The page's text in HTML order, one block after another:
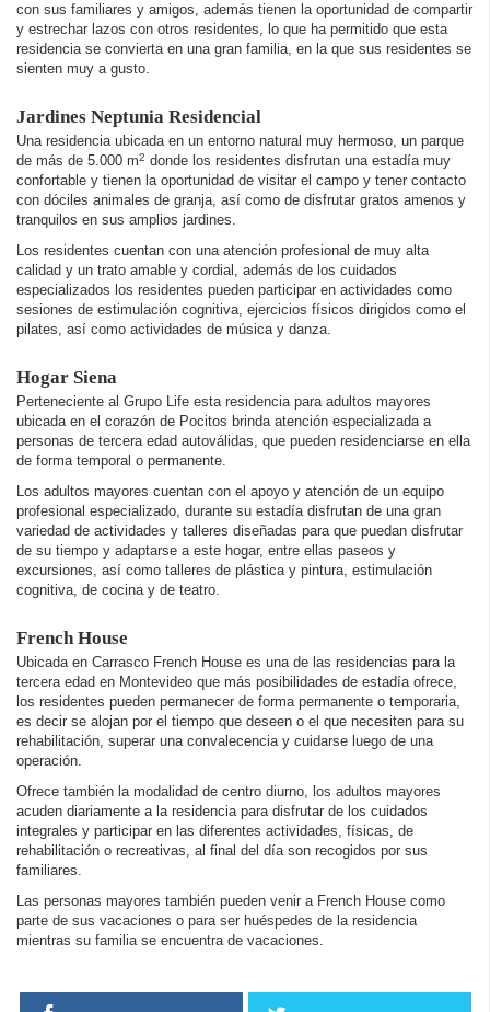
con sus familiares y amigos, además tienen la oportunidad de compartir
y estrechar lazos con otros residentes, lo que ha permitido que esta
residencia se convierta en una gran familia, en la que sus residentes se
sienten muy a gusto.
Jardines Neptunia Residencial
Una residencia ubicada en un entorno natural muy hermoso, un parque
de más de 5.000 m2 donde los residentes disfrutan una estadía muy
confortable y tienen la oportunidad de visitar el campo y tener contacto
con dóciles animales de granja, así como de disfrutar gratos amenos y
tranquilos en sus amplios jardines.
Los residentes cuentan con una atención profesional de muy alta
calidad y un trato amable y cordial, además de los cuidados
especializados los residentes pueden participar en actividades como
sesiones de estimulación cognitiva, ejercicios físicos dirigidos como el
pilates, así como actividades de música y danza.
Hogar Siena
Perteneciente al Grupo Life esta residencia para adultos mayores
ubicada en el corazón de Pocitos brinda atención especializada a
personas de tercera edad autoválidas, que pueden residenciarse en ella
de forma temporal o permanente.
Los adultos mayores cuentan con el apoyo y atención de un equipo
profesional especializado, durante su estadía disfrutan de una gran
variedad de actividades y talleres diseñadas para que puedan disfrutar
de su tiempo y adaptarse a este hogar, entre ellas paseos y
excursiones, así como talleres de plástica y pintura, estimulación
cognitiva, de cocina y de teatro.
French House
Ubicada en Carrasco French House es una de las residencias para la
tercera edad en Montevideo que más posibilidades de estadía ofrece,
los residentes pueden permanecer de forma permanente o temporaria,
es decir se alojan por el tiempo que deseen o el que necesiten para su
rehabilitación, superar una convalecencia y cuidarse luego de una
operación.
Ofrece también la modalidad de centro diurno, los adultos mayores
acuden diariamente a la residencia para disfrutar de los cuidados
integrales y participar en las diferentes actividades, físicas, de
rehabilitación o recreativas, al final del día son recogidos por sus
familiares.
Las personas mayores también pueden venir a French House como
parte de sus vacaciones o para ser huéspedes de la residencia
mientras su familia se encuentra de vacaciones.